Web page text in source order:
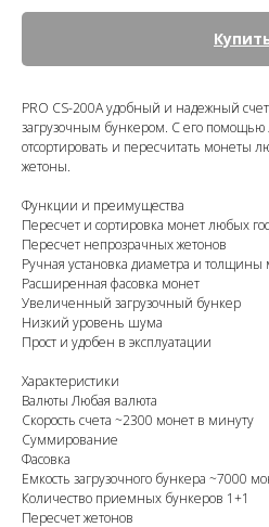
PRO CS-200A удобный и надежный
загрузочным бункером. С его помощью
отсортировать и пересчитать монеты
жетоны.
Функции и преимущества
Пересчет и сортировка монет любых
Пересчет непрозрачных жетонов
Ручная установка диаметра и толщины
Расширенная фасовка монет
Увеличенный загрузочный бункер
Низкий уровень шума
Прост и удобен в эксплуатации
Характеристики
Валюты Любая валюта
Скорость счета ~2300 монет в минуту
Суммирование
Фасовка
Емкость загрузочного бункера ~7000
Количество приемных бункеров 1+1
Пересчет жетонов